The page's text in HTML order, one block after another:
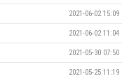
2021-06-02 15:09
2021-06-02 11:04
2021-05-30 07:50
2021-05-25 11:19